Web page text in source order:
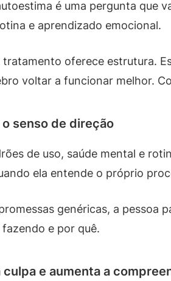
é uma pergunta que
e aprendizado emocional.
oferece estrutura.
voltar a funcionar melhor.
senso de direção
de uso, saúde mental e
ela entende o próprio
genéricas, a pessoa
e por quê.
e aumenta a